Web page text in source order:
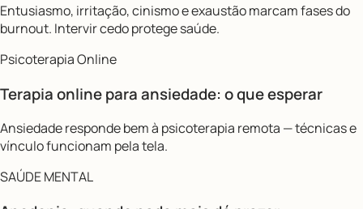
Entusiasmo, irritação, cinismo e exaustão marcam fases do
burnout. Intervir cedo protege saúde.
Psicoterapia Online
Terapia online para ansiedade: o que esperar
Ansiedade responde bem à psicoterapia remota — técnicas e
vínculo funcionam pela tela.
SAÚDE MENTAL